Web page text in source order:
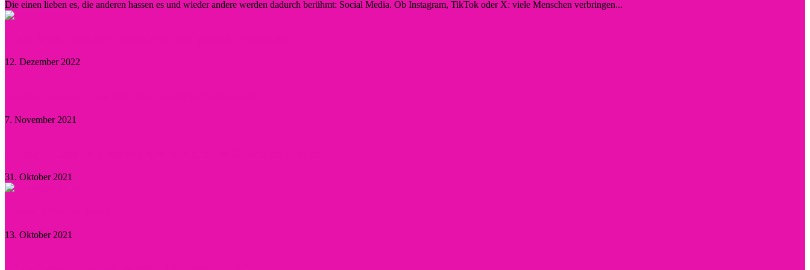
Die einen lieben es, die anderen hassen es und wieder andere werden dadurch berühmt: Social Media. Ob Instagram, TikTok oder X: viele Menschen verbringen...
12. Dezember 2022
7. November 2021
31. Oktober 2021
13. Oktober 2021